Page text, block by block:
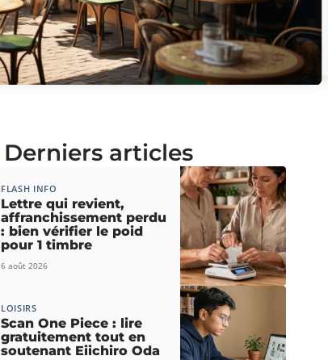
Derniers articles
FLASH INFO
Lettre qui revient,
affranchissement perdu
: bien vérifier le poid
pour 1 timbre
6 août 2026
LOISIRS
Scan One Piece : lire
gratuitement tout en
soutenant Eiichiro Oda